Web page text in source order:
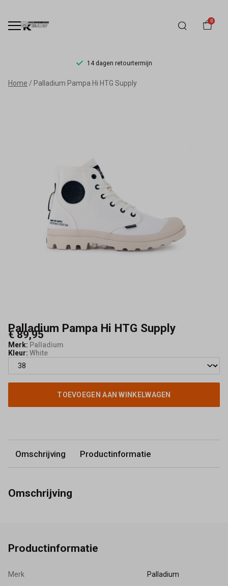
0
14 dagen retourtermijn
Palladium
Supply
Schoenmode
Kerkhof
Home Palladium Pampa Hi HTG Supply
Palladium Pampa Hi HTG Supply
€ 89,95
Merk: Palladium
Kleur: White
TOEVOEGEN AAN WINKELWAGEN
Omschrijving Productinformatie
Omschrijving
Productinformatie
Merk Palladium